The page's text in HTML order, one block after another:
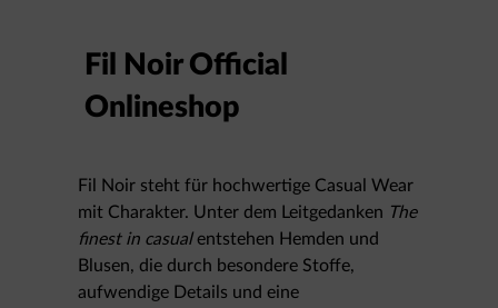
Fil Noir Official
Onlineshop
Fil Noir steht für hochwertige Casual Wear
mit Charakter. Unter dem Leitgedanken The
finest in casualentstehen Hemden und
Blusen, die durch besondere Stoffe,
aufwendige Details und eine